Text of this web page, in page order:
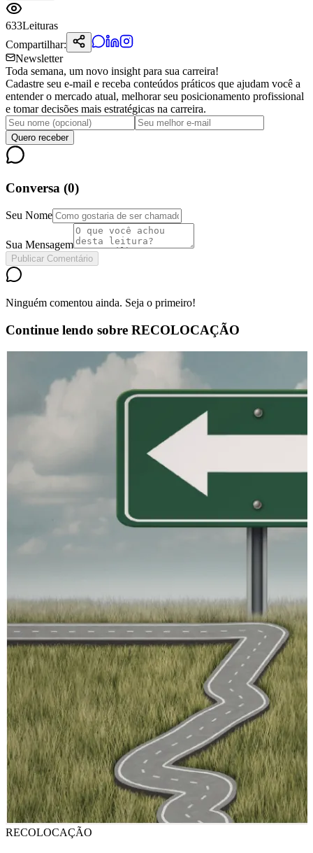
633Leituras
Compartilhar:
Newsletter
Toda semana, um novo insight para sua carreira!
Cadastre seu e-mail e receba conteúdos práticos que ajudam você a
entender o mercado atual, melhorar seu posicionamento profissional
e tomar decisões mais estratégicas na carreira.
Quero receber
Conversa (0)
Seu Nome
Sua Mensagem
Publicar Comentário
Ninguém comentou ainda. Seja o primeiro!
Continue lendo sobre RECOLOCAÇÃO
RECOLOCAÇÃO